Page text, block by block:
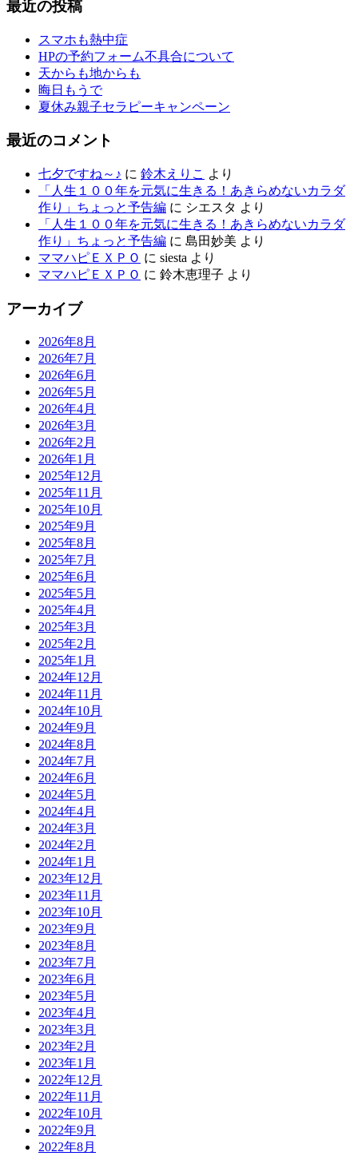
最近の投稿
スマホも熱中症
HPの予約フォーム不具合について
天からも地からも
晦日もうで
夏休み親子セラピーキャンペーン
最近のコメント
七夕ですね～♪ に 鈴木えりこ より
「人生１００年を元気に生きる！あきらめないカラダ
作り」ちょっと予告編 に シエスタ より
「人生１００年を元気に生きる！あきらめないカラダ
作り」ちょっと予告編 に 島田妙美 より
ママハピＥＸＰＯ に siesta より
ママハピＥＸＰＯ に 鈴木恵理子 より
アーカイブ
2026年8月
2026年7月
2026年6月
2026年5月
2026年4月
2026年3月
2026年2月
2026年1月
2025年12月
2025年11月
2025年10月
2025年9月
2025年8月
2025年7月
2025年6月
2025年5月
2025年4月
2025年3月
2025年2月
2025年1月
2024年12月
2024年11月
2024年10月
2024年9月
2024年8月
2024年7月
2024年6月
2024年5月
2024年4月
2024年3月
2024年2月
2024年1月
2023年12月
2023年11月
2023年10月
2023年9月
2023年8月
2023年7月
2023年6月
2023年5月
2023年4月
2023年3月
2023年2月
2023年1月
2022年12月
2022年11月
2022年10月
2022年9月
2022年8月